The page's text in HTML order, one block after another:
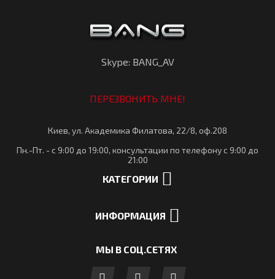
Skype: BANG_AV
ПЕРЕЗВОНИТЬ МНЕ!
Киев, ул. Академика Филатова, 22/8, оф.208
Пн.-Пт. - с 9:00 до 19:00, консультации по телефону с 9:00 до
21:00
КАТЕГОРИИ
ИНФОРМАЦИЯ
МЫ В СОЦ.СЕТЯХ